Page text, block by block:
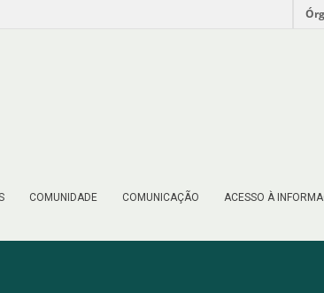
COMUNIDADE COMUNICAÇÃO ACESSO À